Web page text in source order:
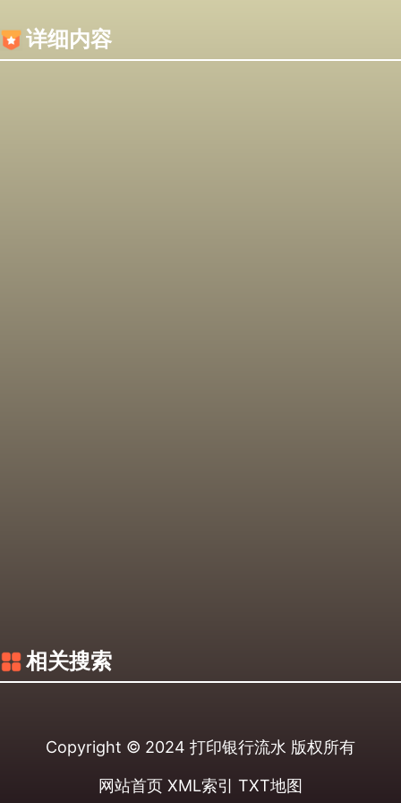
详细内容
相关搜索
Copyright © 2024 打印银行流水 版权所有
网站首页 XML索引 TXT地图